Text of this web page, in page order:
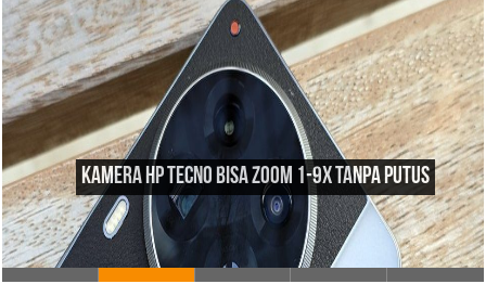
Kamera HP Tecno Bisa Zoom 1-9x Tanpa Putus